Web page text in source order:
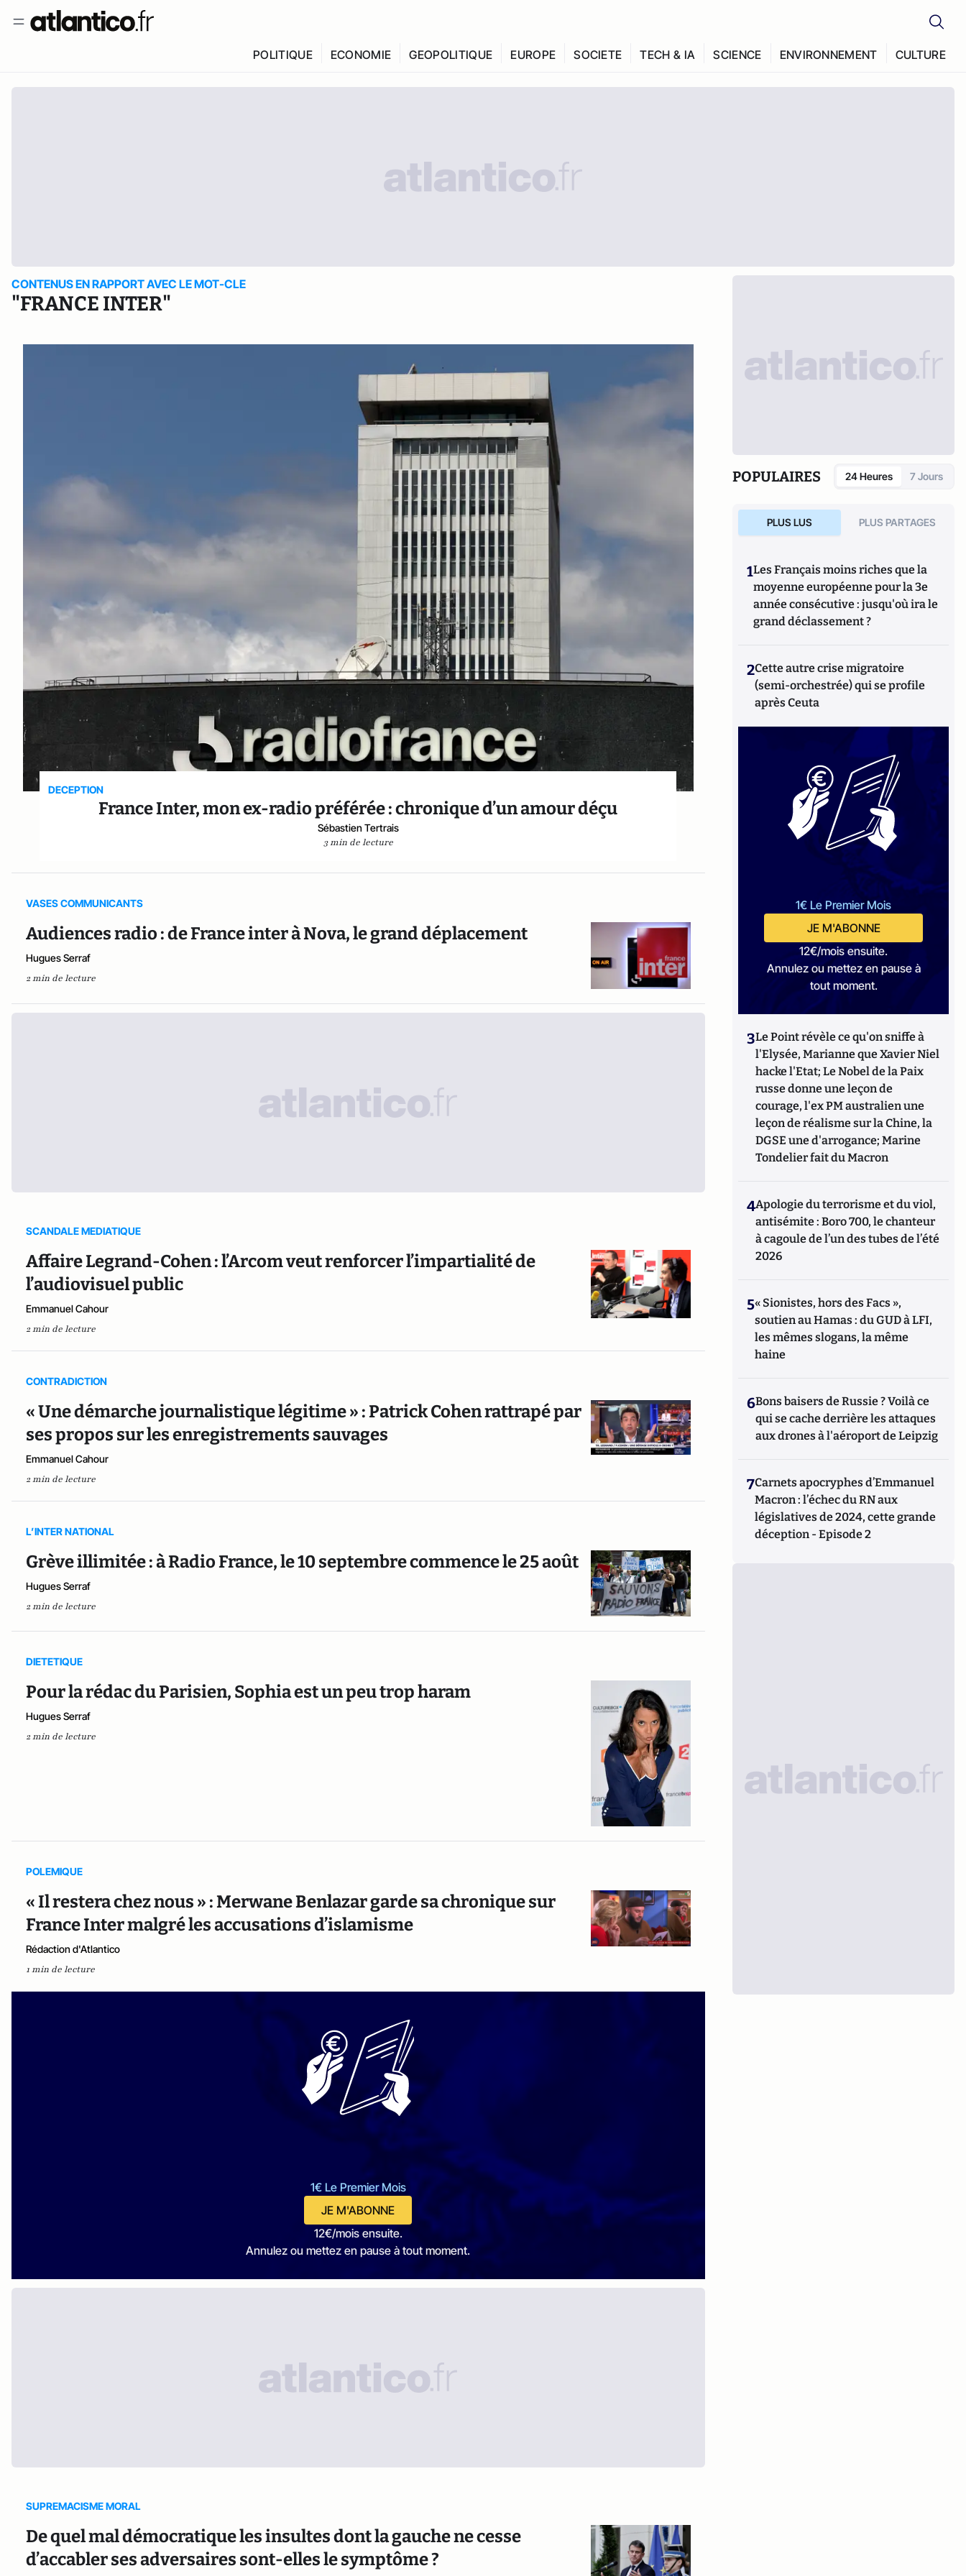
POLITIQUE ECONOMIE GEOPOLITIQUE EUROPE SOCIETE TECH & IA SCIENCE ENVIRONNEMENT CULTURE
CONTENUS EN RAPPORT AVEC LE MOT-CLE
"FRANCE INTER"
DECEPTION
France Inter, mon ex-radio préférée : chronique d’un amour déçu
Sébastien Tertrais
3 min de lecture
VASES COMMUNICANTS
Audiences radio : de France inter à Nova, le grand déplacement
Hugues Serraf
2 min de lecture
SCANDALE MEDIATIQUE
Affaire Legrand-Cohen : l’Arcom veut renforcer l’impartialité de
l’audiovisuel public
Emmanuel Cahour
2 min de lecture
CONTRADICTION
« Une démarche journalistique légitime » : Patrick Cohen rattrapé par
ses propos sur les enregistrements sauvages
Emmanuel Cahour
2 min de lecture
L’INTER NATIONAL
Grève illimitée : à Radio France, le 10 septembre commence le 25 août
Hugues Serraf
2 min de lecture
DIETETIQUE
Pour la rédac du Parisien, Sophia est un peu trop haram
Hugues Serraf
2 min de lecture
POLEMIQUE
« Il restera chez nous » : Merwane Benlazar garde sa chronique sur
France Inter malgré les accusations d’islamisme
Rédaction d'Atlantico
1 min de lecture
1€ Le Premier Mois
JE M'ABONNE
12€/mois ensuite.
Annulez ou mettez en pause à tout moment.
SUPREMACISME MORAL
De quel mal démocratique les insultes dont la gauche ne cesse
d’accabler ses adversaires sont-elles le symptôme ?
POPULAIRES 24 Heures 7 Jours
PLUS LUS PLUS PARTAGES
1Les Français moins riches que la
moyenne européenne pour la 3e
année consécutive : jusqu'où ira le
grand déclassement ?
2Cette autre crise migratoire
(semi-orchestrée) qui se profile
après Ceuta
1€ Le Premier Mois
JE M'ABONNE
12€/mois ensuite.
Annulez ou mettez en pause à
tout moment.
3Le Point révèle ce qu'on sniffe à
l'Elysée, Marianne que Xavier Niel
hacke l'Etat; Le Nobel de la Paix
russe donne une leçon de
courage, l'ex PM australien une
leçon de réalisme sur la Chine, la
DGSE une d'arrogance; Marine
Tondelier fait du Macron
4Apologie du terrorisme et du viol,
antisémite : Boro 700, le chanteur
à cagoule de l’un des tubes de l’été
2026
5« Sionistes, hors des Facs »,
soutien au Hamas : du GUD à LFI,
les mêmes slogans, la même
haine
6Bons baisers de Russie ? Voilà ce
qui se cache derrière les attaques
aux drones à l'aéroport de Leipzig
7Carnets apocryphes d’Emmanuel
Macron : l’échec du RN aux
législatives de 2024, cette grande
déception - Episode 2